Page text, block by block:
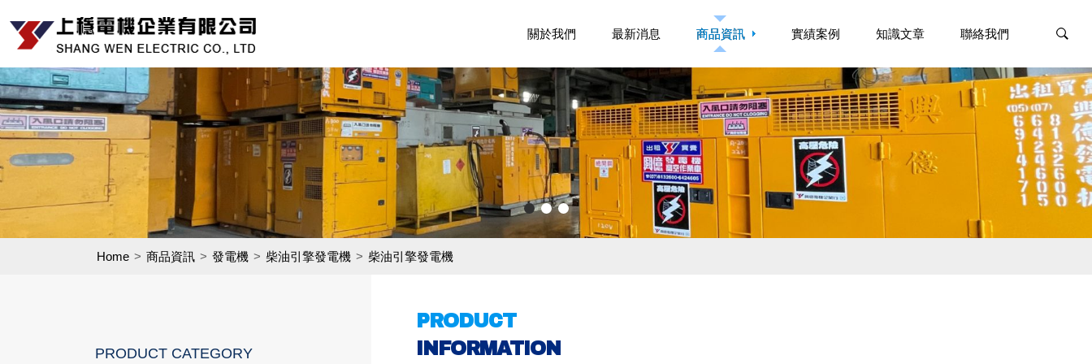
關於我們
關於我們 最新消息
最新消息 商品資訊
商品資訊 實績案例
實績案例 知識文章
知識文章 聯絡我們
聯絡我們
Home 商品資訊 發電機 柴油引擎發電機 柴油引擎發電機
PRODUCT
INFORMATION
PRODUCT CATEGORY